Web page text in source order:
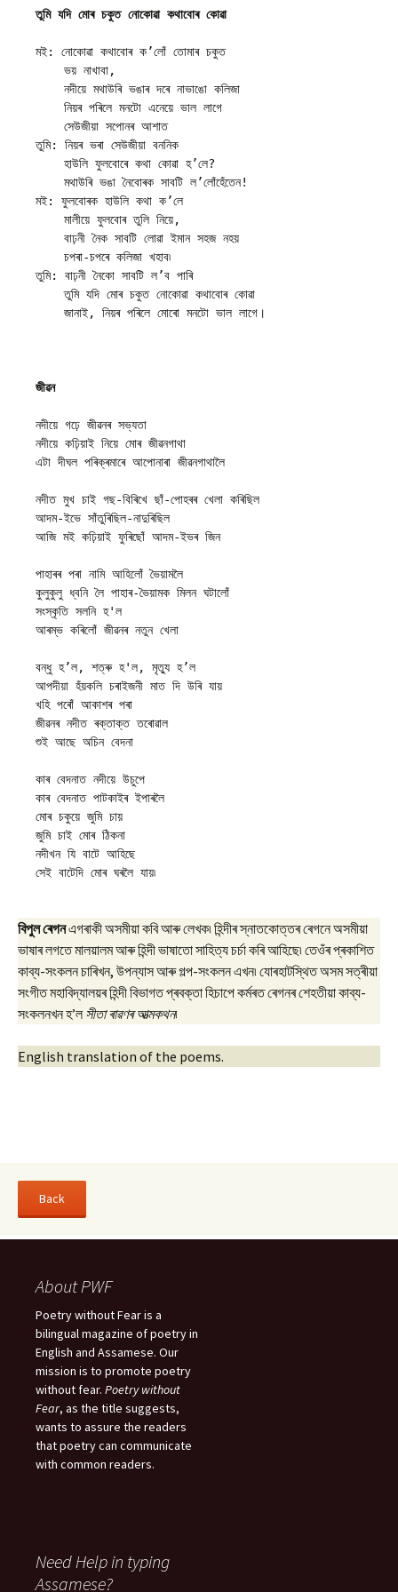
তুমি যদি মোৰ চকুত নোকোৱা কথাবোৰ কোৱা
মই: নোকোৱা কথাবোৰ ক’লোঁ তোমাৰ চকুত
    ভয় নাখাবা,
    নদীয়ে মথাউৰি ভঙাৰ দৰে নাভাঙো কলিজা
    নিয়ৰ পৰিলে মনটো এনেয়ে ভাল লাগে
    সেউজীয়া সপোনৰ আশাত
তুমি: নিয়ৰ ভৰা সেউজীয়া বননিক
    হাউলি ফুলবোৰে কথা কোৱা হ’লে?
    মথাউৰি ভঙা নৈবোৰক সাবটি ল’লোঁহেঁতেন!
মই: ফুলবোৰক হাউলি কথা ক’লে
    মালীয়ে ফুলবোৰ তুলি নিয়ে,
    বাঢ়নী নৈক সাবটি লোৱা ইমান সহজ নহয়
    চপৰা-চপৰে কলিজা খহাব৷
তুমি: বাঢ়নী নৈকো সাবটি ল’ব পাৰি
    তুমি যদি মোৰ চকুত নোকোৱা কথাবোৰ কোৱা
    জানাই, নিয়ৰ পৰিলে মোৰো মনটো ভাল লাগে।
জীৱন
নদীয়ে গঢ়ে জীৱনৰ সভ্যতা
নদীয়ে কঢ়িয়াই নিয়ে মোৰ জীৱনগাথা
এটা দীঘল পৰিক্ৰমাৰে আপোনাৰা জীৱনগাথালৈ
নদীত মুখ চাই গছ-বিৰিখে ছাঁ-পোহৰৰ খেলা কৰিছিল
আদম-ইভে সাঁতুৰিছিল-নাদুৰিছিল
আজি মই কঢ়িয়াই ফুৰিছোঁ আদম-ইভৰ জিন
পাহাৰৰ পৰা নামি আহিলোঁ ভৈয়ামলৈ
কুলুকুলু ধ্বনি লৈ পাহাৰ-ভৈয়ামক মিলন ঘটালোঁ
সংস্কৃতি সলনি হ'ল
আৰম্ভ কৰিলোঁ জীৱনৰ নতুন খেলা
বন্ধু হ’ল, শত্ৰু হ'ল, মৃত্যু হ’ল
আপদীয়া হঁয়কলি চৰাইজনী মাত দি উৰি যায়
খহি পৰোঁ আকাশৰ পৰা
জীৱনৰ নদীত ৰক্তাক্ত তৰোৱাল
শুই আছে অচিন বেদনা
কাৰ বেদনাত নদীয়ে উচুপে
কাৰ বেদনাত পাটকাইৰ ইপাৰলৈ
মোৰ চকুয়ে জুমি চায়
জুমি চাই মোৰ ঠিকনা
নদীখন যি বাটে আহিছে
সেই বাটেদি মোৰ ঘৰলৈ যায়৷
বিপুল ৰেগনএগৰাকী অসমীয়া কবি আৰু লেখক৷ হিন্দীৰ স্নাতকোত্তৰ ৰেগনে অসমীয়া
ভাষাৰ লগতে মালয়ালম আৰু হিন্দী ভাষাতো সাহিত্য চৰ্চা কৰি আহিছে৷ তেওঁৰ প্ৰকাশিত
কাব্য-সংকলন চাৰিখন, উপন্যাস আৰু গল্প-সংকলন এখন৷ যোৰহাটস্থিত অসম সত্ৰীয়া
সংগীত মহাবিদ্যালয়ৰ হিন্দী বিভাগত প্ৰবক্তা হিচাপে কৰ্মৰত ৰেগনৰ শেহতীয়া কাব্য-
সংকলনখন হ’লসীতা ৰাৱণৰ আত্মকথন৷
English translation of the poems.
About PWF
Poetry without Fear is a
bilingual magazine of poetry in
English and Assamese. Our
mission is to promote poetry
without fear. Poetry without
Fear, as the title suggests,
wants to assure the readers
that poetry can communicate
with common readers.
Need Help in typing
Assamese?